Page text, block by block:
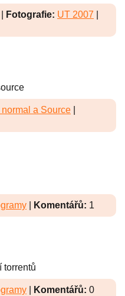
Fotografie: UT 2007
a Source
Komentářů: 1
torrentů
Komentářů: 0